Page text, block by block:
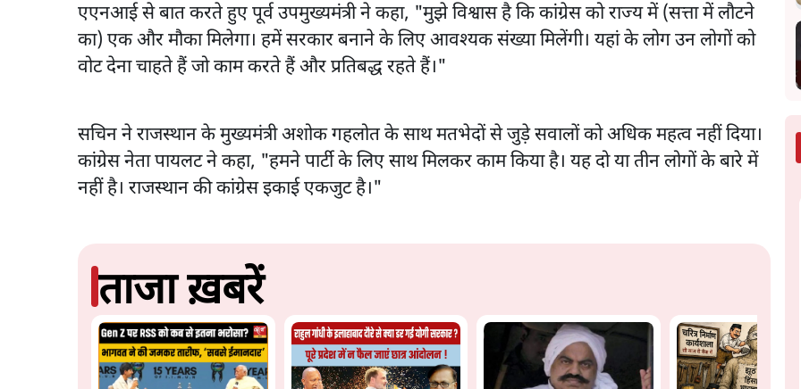
एएनआई से बात करते हुए पूर्व उपमुख्यमंत्री ने कहा, "मुझे विश्वास है कि कांग्रेस को राज्य में (सत्ता में लौटने
का) एक और मौका मिलेगा। हमें सरकार बनाने के लिए आवश्यक संख्या मिलेंगी। यहां के लोग उन लोगों को
वोट देना चाहते हैं जो काम करते हैं और प्रतिबद्ध रहते हैं।"
सचिन ने राजस्थान के मुख्यमंत्री अशोक गहलोत के साथ मतभेदों से जुड़े सवालों को अधिक महत्व नहीं दिया।
कांग्रेस नेता पायलट ने कहा, "हमने पार्टी के लिए साथ मिलकर काम किया है। यह दो या तीन लोगों के बारे में
नहीं है। राजस्थान की कांग्रेस इकाई एकजुट है।"
ताजा ख़बरें